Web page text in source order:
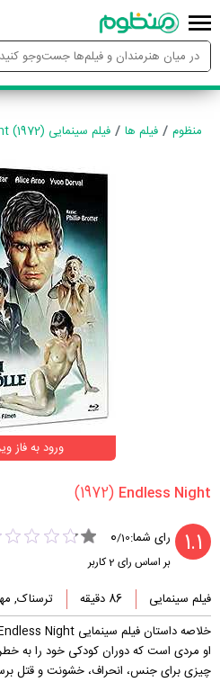
منظوم فیلم ها فیلم سینمایی Endless Night (1972)
ورود به فاز
(1972)
1.1 رای شما: 0/10
بر اساس رای 2کاربر
فیلم سینمایی 86 دقیقه
ترسناک,
خلاصه داستان فیلم سینمایی Endless Night
او مردی است که دوران کودکی خود را به
چیزی برای جنس، انحراف، خشونت و قتل